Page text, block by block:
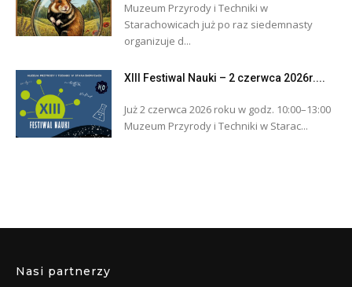
Muzeum Przyrody i Techniki w
Starachowicach już po raz siedemnasty
organizuje d...
XIII Festiwal Nauki – 2 czerwca 2026r....
Już 2 czerwca 2026 roku w godz. 10:00–13:00
Muzeum Przyrody i Techniki w Starac...
Nasi partnerzy